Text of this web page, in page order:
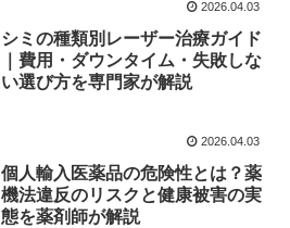
2026.04.03
シミの種類別レーザー治療ガイド
｜費用・ダウンタイム・失敗しな
い選び方を専門家が解説
2026.04.03
個人輸入医薬品の危険性とは？薬
機法違反のリスクと健康被害の実
態を薬剤師が解説